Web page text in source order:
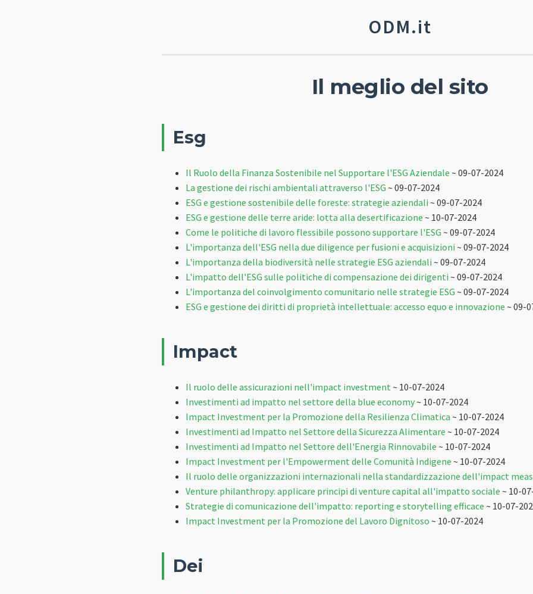
ODM.it
Il meglio del sito
Esg
Il Ruolo della Finanza Sostenibile nel Supportare l'ESG Aziendale ~ 09-07-2024
La gestione dei rischi ambientali attraverso l'ESG ~ 09-07-2024
ESG e gestione sostenibile delle foreste: strategie aziendali ~ 09-07-2024
ESG e gestione delle terre aride: lotta alla desertificazione ~ 10-07-2024
Come le politiche di lavoro flessibile possono supportare l'ESG ~ 09-07-2024
L'importanza dell'ESG nella due diligence per fusioni e acquisizioni ~ 09-07-2024
L'importanza della biodiversità nelle strategie ESG aziendali ~ 09-07-2024
L'impatto dell'ESG sulle politiche di compensazione dei dirigenti ~ 09-07-2024
L'importanza del coinvolgimento comunitario nelle strategie ESG ~ 09-07-2024
ESG e gestione dei diritti di proprietà intellettuale: accesso equo e innovazione ~ 09-
Impact
Il ruolo delle assicurazioni nell'impact investment ~ 10-07-2024
Investimenti ad impatto nel settore della blue economy~ 10-07-2024
Impact Investment per la Promozione della Resilienza Climatica ~ 10-07-2024
Investimenti ad Impatto nel Settore della Sicurezza Alimentare ~ 10-07-2024
Investimenti ad Impatto nel Settore dell'Energia Rinnovabile ~ 10-07-2024
Impact Investment per l'Empowerment delle Comunità Indigene ~ 10-07-2024
Il ruolo delle organizzazioni internazionali nella standardizzazione dell'impact
Venture philanthropy: applicare principi di venture capital all'impatto sociale ~ 10-
Strategie di comunicazione dell'impatto: reporting e storytelling efficace ~ 10-07-
Impact Investment per la Promozione del Lavoro Dignitoso ~ 10-07-2024
Dei